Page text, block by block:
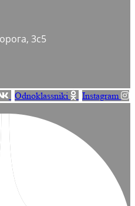
3с5
Odnoklassniki
Instagram